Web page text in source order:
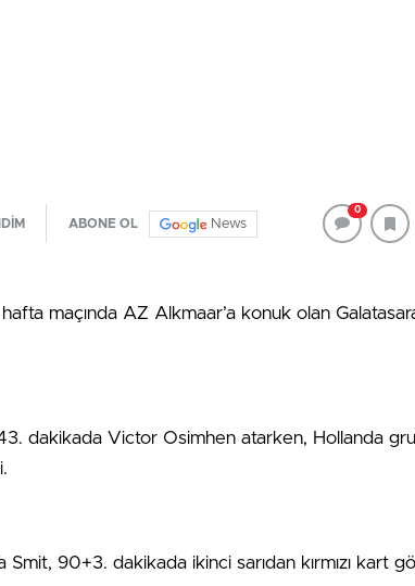
ABONE OL News
0
maçında AZ Alkmaar’a konuk olan
dakikada Victor Osimhen atarken, Hollanda
Smit, 90+3. dakikada ikinci sarıdan kırmızı kart